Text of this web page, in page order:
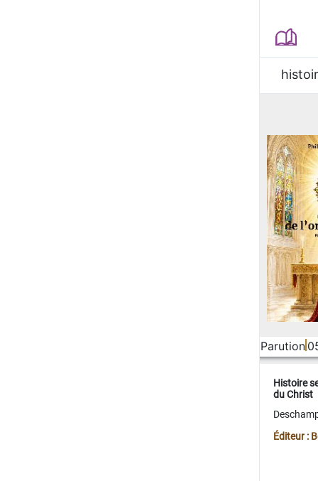
Parution
Histoire
du Christ
Éditeur :